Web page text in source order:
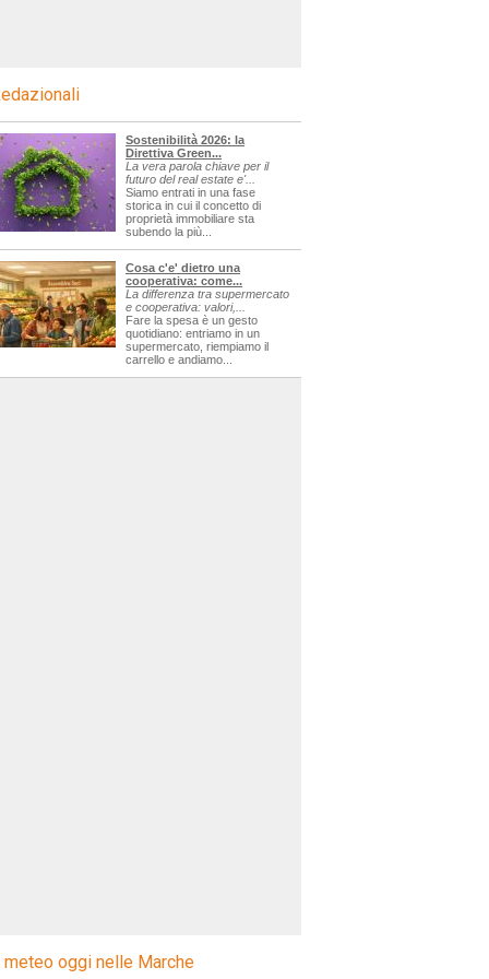
Sostenibilità 2026: la
Direttiva Green...
La vera parola chiave per il
futuro del real estate e'...
Siamo entrati in una fase
storica in cui il concetto di
proprietà immobiliare sta
subendo la più...
Cosa c'e' dietro una
cooperativa: come...
La differenza tra supermercato
e cooperativa: valori,...
Fare la spesa è un gesto
quotidiano: entriamo in un
supermercato, riempiamo il
carrello e andiamo...
meteo oggi nelle Marche